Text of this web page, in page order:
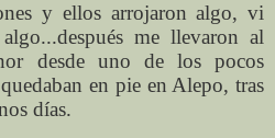
y ellos arrojaron algo, vi
me llevaron al
desde uno de los pocos
en pie en Alepo, tras
días.